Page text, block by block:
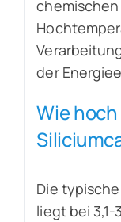
der
Wie
Die
liegt bei